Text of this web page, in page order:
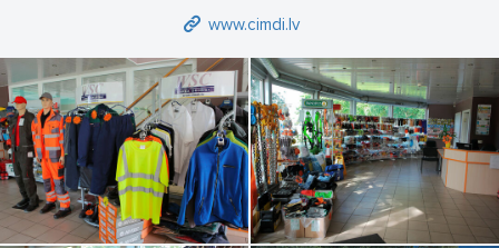
www.cimdi.lv